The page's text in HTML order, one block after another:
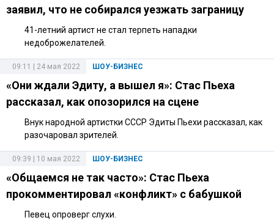
заявил, что не собирался уезжать заграницу
41-летний артист не стал терпеть нападки
недоброжелателей.
ШОУ-БИЗНЕС
09:11 | 24 мая 2022
«Они ждали Эдиту, а вышел я»: Стас Пьеха
рассказал, как опозорился на сцене
Внук народной артистки СССР Эдиты Пьехи рассказал, как
разочаровал зрителей.
ШОУ-БИЗНЕС
09:39 | 10 мая 2022
«Общаемся не так часто»: Стас Пьеха
прокомментировал «конфликт» с бабушкой
Певец опроверг слухи.